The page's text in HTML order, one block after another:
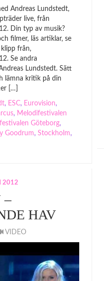
Andreas Lundstedt,
live, från
Din typ av musik?
filmer, läs artiklar, se
från,
Se andra
Lundstedt. Sätt
lämna kritik på din
[…]
, ESC, Eurovision,
, Melodifestivalen
Göteborg,
Goodrum, Stockholm,
2012
–
HAV
VIDEO